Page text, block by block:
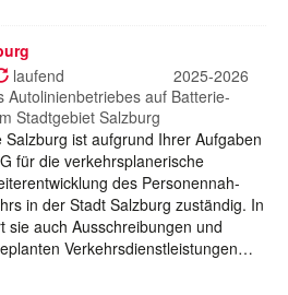
laufend
2025-2026
Autolinienbetriebes auf Batterie-
Stadtgebiet Salzburg
Salzburg ist aufgrund Ihrer Aufgaben
für die verkehrsplanerische
des Personennah-
in der Stadt Salzburg zuständig. In
sie auch Ausschreibungen und
Verkehrsdienstleistungen…